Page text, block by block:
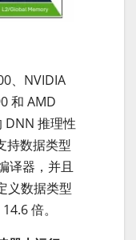
、NVIDIA
和 AMD
DNN 推理性
持数据类型
译器，并且
义数据类型
倍。